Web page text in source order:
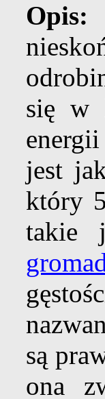
Opis:
się w
jest
który
takie
są
ona